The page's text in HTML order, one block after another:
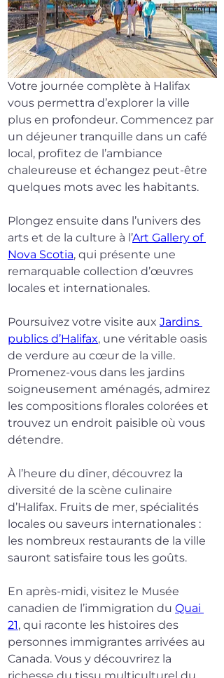
Votre journée complète à Halifax
vous permettra d’explorer la ville
plus en profondeur. Commencez par
un déjeuner tranquille dans un café
local, profitez de l’ambiance
chaleureuse et échangez peut-être
quelques mots avec les habitants.
Plongez ensuite dans l’univers des
arts et de la culture à l’Art Gallery of
Nova Scotia, qui présente une
remarquable collection d’œuvres
locales et internationales.
Poursuivez votre visite aux Jardins
publics d’Halifax, une véritable oasis
de verdure au cœur de la ville.
Promenez-vous dans les jardins
soigneusement aménagés, admirez
les compositions florales colorées et
trouvez un endroit paisible où vous
détendre.
À l’heure du dîner, découvrez la
diversité de la scène culinaire
d’Halifax. Fruits de mer, spécialités
locales ou saveurs internationales :
les nombreux restaurants de la ville
sauront satisfaire tous les goûts.
En après-midi, visitez le Musée
canadien de l’immigration du Quai
21, qui raconte les histoires des
personnes immigrantes arrivées au
Canada. Vous y découvrirez la
richesse du tissu multiculturel du